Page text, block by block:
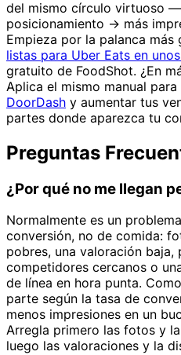
del mismo círculo virtuoso
posicionamiento → más
Empieza por la palanca más
listas para Uber Eats en
gratuito de FoodShot. ¿En
Aplica el mismo manual para
DoorDash y aumentar tus
partes donde aparezca tu
Preguntas
¿Por qué no me llegan
Normalmente es un
conversión, no de comida:
pobres, una valoración
competidores cercanos o
de línea en hora punta.
parte según la tasa de
menos impresiones en un
Arregla primero las fotos y
luego las valoraciones y la